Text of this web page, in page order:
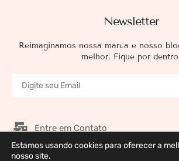
Newsletter
Reimaginamos nossa marca e nosso
melhor. Fique por
Entre em Contato
Nossos Patrocinadores
Estamos usando cookies para oferecer a
nosso site.